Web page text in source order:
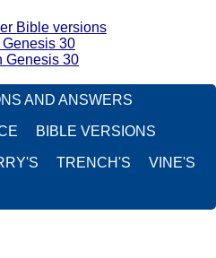
Bible versions
30
Genesis 30
AND ANSWERS
BIBLE VERSIONS
TRENCH'S VINE'S